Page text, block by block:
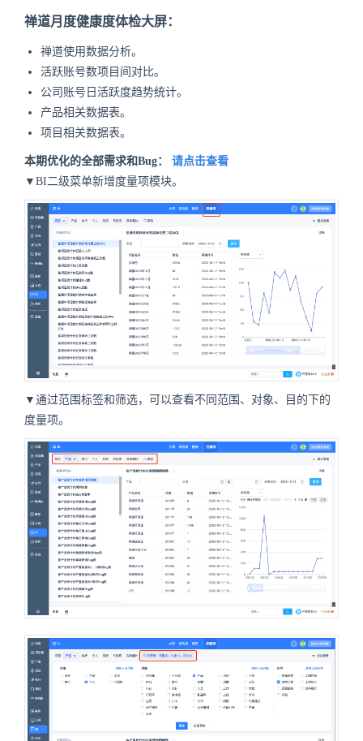
禅道月度健康度体检大屏：
禅道使用数据分析。
活跃账号数项目间对比。
公司账号日活跃度趋势统计。
产品相关数据表。
项目相关数据表。
本期优化的全部需求和Bug：
请点击查看
▼BI二级菜单新增度量项模块。
▼通过范围标签和筛选，可以查看不同范围、对象、目的下的
度量项。